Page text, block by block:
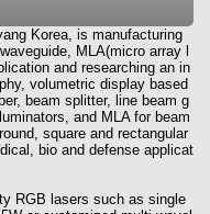
Korea, is manufacturing
MLA(micro array l
and researching an in
volumetric display based
beam splitter, line beam g
and MLA for beam
square and rectangular
bio and defense applicat
RGB lasers such as single